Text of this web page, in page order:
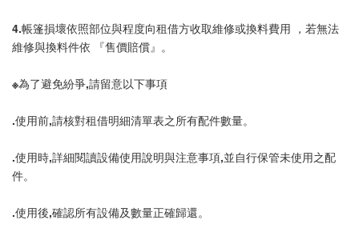
4.帳篷損壞依照部位與程度向租借方收取維修或換料費用 ，若無法
維修與換料件依 『售價賠償』。
※為了避免紛爭,請留意以下事項
.使用前,請核對租借明細清單表之所有配件數量。
.使用時,詳細閱讀設備使用說明與注意事項,並自行保管未使用之配
件。
.使用後,確認所有設備及數量正確歸還。